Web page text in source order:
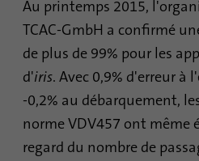
Au printemps 2015,
TCAC-GmbH a confirmé
de plus de 99% pour les
d'iris. Avec 0,9% d'erreur à
-0,2% au débarquement,
norme VDV457 ont même
regard du nombre de
Nom
Fournisseur Google Analytics
Durée 1 minute